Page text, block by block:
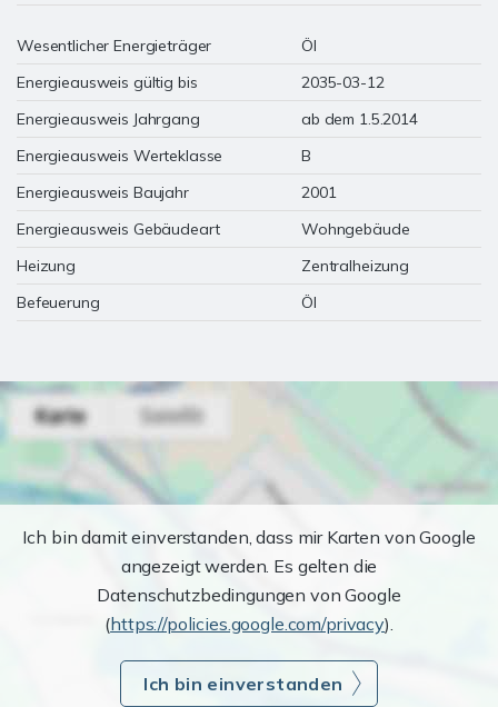
Wesentlicher Energieträger
Öl
Energieausweis gültig bis
2035-03-12
Energieausweis Jahrgang
ab dem 1.5.2014
Energieausweis Werteklasse
B
Energieausweis Baujahr
2001
Energieausweis Gebäudeart
Wohngebäude
Heizung
Zentralheizung
Befeuerung
Öl
Ich bin damit einverstanden, dass mir Karten von Google
angezeigt werden. Es gelten die
Datenschutzbedingungen von Google
(https://policies.google.com/privacy).
Ich bin einverstanden